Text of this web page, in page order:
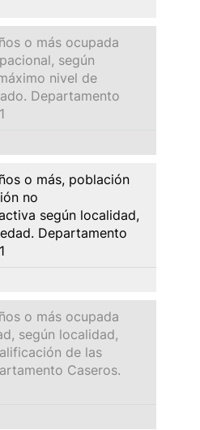
o más ocupada
según
nivel de
Departamento
o más, población
no
según localidad,
Departamento
o más ocupada
según localidad,
de las
Caseros.